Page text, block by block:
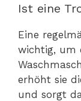
Ist eine
Eine
wichtig, um
erhöht sie
und sorgt